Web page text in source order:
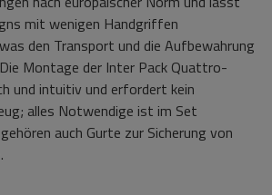
mit wenigen Handgriffen
den Transport und die Aufbewahrung
Montage der Inter Pack Quattro-
und intuitiv und erfordert kein
alles Notwendige ist im Set
auch Gurte zur Sicherung von